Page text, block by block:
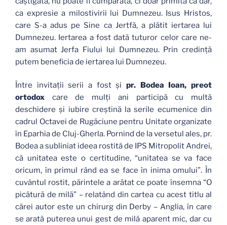
ca expresie a milostivirii lui Dumnezeu. Isus Hristos,
care S-a adus pe Sine ca Jertfă, a plătit iertarea lui
Dumnezeu. Iertarea a fost dată tuturor celor care ne-
am asumat Jerfa Fiului lui Dumnezeu. Prin credinţă
putem beneficia de iertarea lui Dumnezeu.
Între invitaţii serii a fost şi pr. Bodea Ioan, preot
ortodox care de mulţi ani participă cu multă
deschidere şi iubire creştină la serile ecumenice din
cadrul Octavei de Rugăciune pentru Unitate organizate
în Eparhia de Cluj-Gherla. Pornind de la versetul ales, pr.
Bodea a subliniat ideea rostită de IPS Mitropolit Andrei,
că unitatea este o certitudine, “unitatea se va face
oricum, în primul rând ea se face în inima omului”. În
cuvântul rostit, părintele a arătat ce poate însemna “O
picătură de milă” – relatând din cartea cu acest titlu al
cărei autor este un chirurg din Derby – Anglia, în care
se arată puterea unui gest de milă aparent mic, dar cu